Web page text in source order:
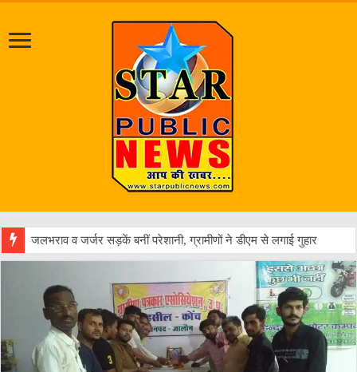
एक वारंटी